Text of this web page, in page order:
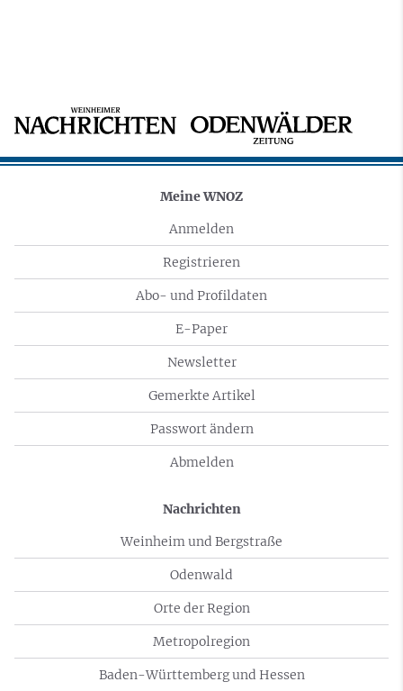
Meine WNOZ
Anmelden
Registrieren
Abo- und Profildaten
E-Paper
Newsletter
Gemerkte Artikel
Passwort ändern
Abmelden
Nachrichten
Weinheim und Bergstraße
Odenwald
Orte der Region
Metropolregion
Baden-Württemberg und Hessen